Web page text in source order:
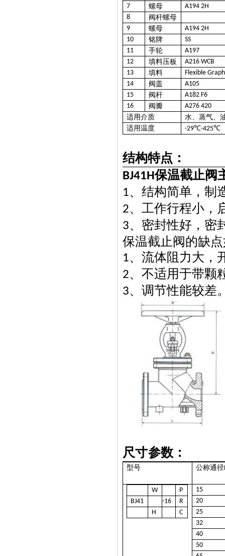
7
螺母
A194 2H
8
阀杆螺母
9
螺母
A194 2H
10
铭牌
SS
11
手轮
A197
12
填料压板
A216 WCB
13
填料
Flexible
14
阀盖
A105
15
阀杆
A182 F6
16
阀瓣
A276 420
适用介质
水、蒸气、
适用温度
-29℃-425℃
结构特点：
BJ41H保温截止阀
1、结构简单，制
2、工作行程小，
3、密封性好， 密
保温截止阀的缺
1、流体阻力大，
2、不适用于带颗
3、调节性能较差
尺寸参数：
型号 公称通径
W
P
BJ41
-16
R
H
C
15
20
25
32
40
50